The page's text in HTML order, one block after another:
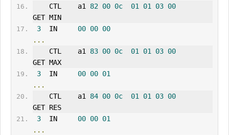
    CTL    a1
82 00 0c 01 01 03 00
GET MIN
3
  IN
00 00 00
...
    CTL    a1
83 00 0c 01 01 03 00
GET MAX
3
  IN
00 00 01
...
    CTL    a1
84 00 0c 01 01 03 00
GET RES
3
  IN
00 00 01
...